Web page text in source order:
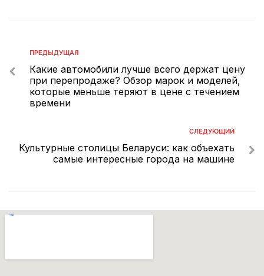
ПРЕДЫДУЩАЯ
Какие автомобили лучше всего держат цену
при перепродаже? Обзор марок и моделей,
которые меньше теряют в цене с течением
времени
СЛЕДУЮЩИЙ
Культурные столицы Беларуси: как объехать
самые интересные города на машине